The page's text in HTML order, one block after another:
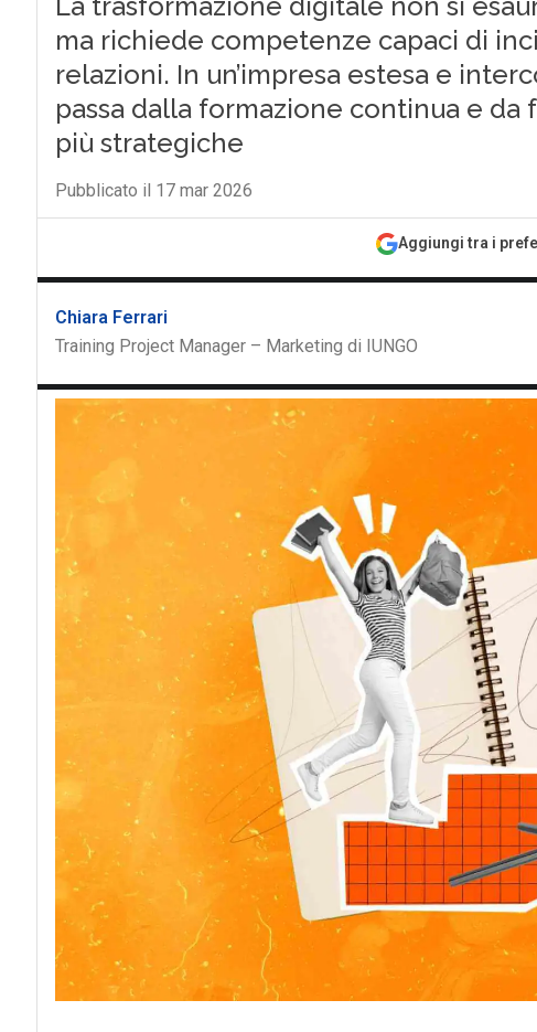
ma richiede competenze capaci di
relazioni. In un’impresa estesa e
passa dalla formazione continua e
più strategiche
Pubblicato il 17 mar 2026
Aggiungi tra i
Chiara Ferrari
Training Project Manager – Marketing di IUNGO